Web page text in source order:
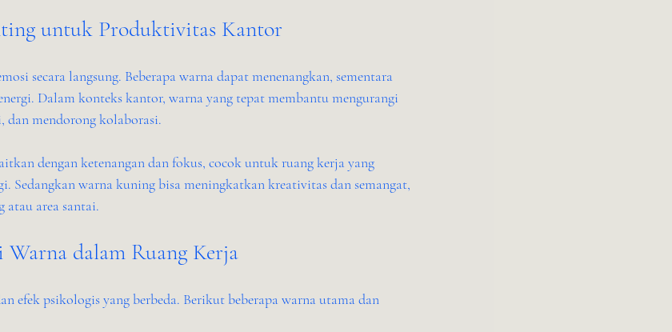
untuk Produktivitas Kantor
secara langsung. Beberapa warna dapat menenangkan, sementara
Dalam konteks kantor, warna yang tepat membantu mengurangi
dan mendorong kolaborasi.
dengan ketenangan dan fokus, cocok untuk ruang kerja yang
Sedangkan warna kuning bisa meningkatkan kreativitas dan semangat,
area santai.
dalam Ruang Kerja
efek psikologis yang berbeda. Berikut beberapa warna utama dan